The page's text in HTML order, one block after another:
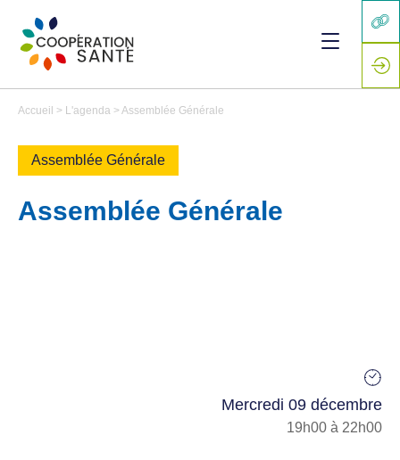
Accueil > L'agenda > Assemblée Générale
Assemblée Générale
Assemblée Générale
Mercredi 09 décembre
19h00 à 22h00